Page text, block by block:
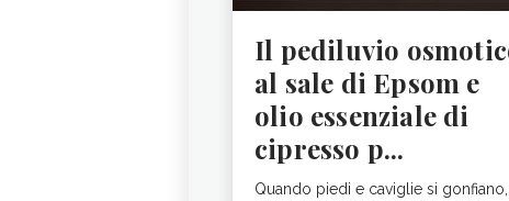
Il pediluvio
al sale di Epsom e
olio essenziale di
cipresso p...
Quando piedi e caviglie si gonfiano,